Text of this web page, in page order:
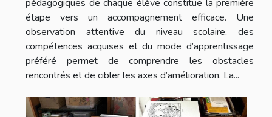
pédagogiques de chaque élève constitue la première
étape vers un accompagnement efficace. Une
observation attentive du niveau scolaire, des
compétences acquises et du mode d’apprentissage
préféré permet de comprendre les obstacles
rencontrés et de cibler les axes d’amélioration. La...